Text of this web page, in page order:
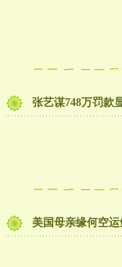
张艺谋748万罚款
美国母亲缘何空